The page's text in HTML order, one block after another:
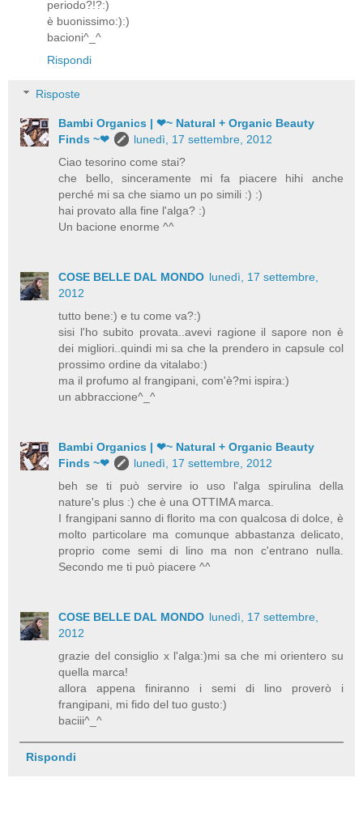
periodo?!?:)
è buonissimo:):)
bacioni^_^
Rispondi
Risposte
Bambi Organics | ❤~ Natural + Organic Beauty
Finds ~❤
lunedì, 17 settembre, 2012
Ciao tesorino come stai?
che bello, sinceramente mi fa piacere hihi anche
perché mi sa che siamo un po simili :) :)
hai provato alla fine l'alga? :)
Un bacione enorme ^^
COSE BELLE DAL MONDO lunedì, 17 settembre,
2012
tutto bene:) e tu come va?:)
sisi l'ho subito provata..avevi ragione il sapore non è
dei migliori..quindi mi sa che la prendero in capsule col
prossimo ordine da vitalabo:)
ma il profumo al frangipani, com'è?mi ispira:)
un abbraccione^_^
Bambi Organics | ❤~ Natural + Organic Beauty
Finds ~❤
lunedì, 17 settembre, 2012
beh se ti può servire io uso l'alga spirulina della
nature's plus :) che è una OTTIMA marca.
I frangipani sanno di florito ma con qualcosa di dolce, è
molto particolare ma comunque abbastanza delicato,
proprio come semi di lino ma non c'entrano nulla.
Secondo me ti può piacere ^^
COSE BELLE DAL MONDO lunedì, 17 settembre,
2012
grazie del consiglio x l'alga:)mi sa che mi orientero su
quella marca!
allora appena finiranno i semi di lino proverò i
frangipani, mi fido del tuo gusto:)
baciii^_^
Rispondi